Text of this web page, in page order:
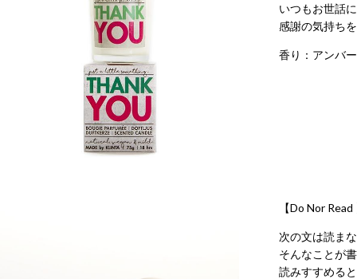
いつもお世話
感謝の気持ち
香り：アンバ
【Do Nor Read
次の文は読ま
そんなことが
読みすすめる